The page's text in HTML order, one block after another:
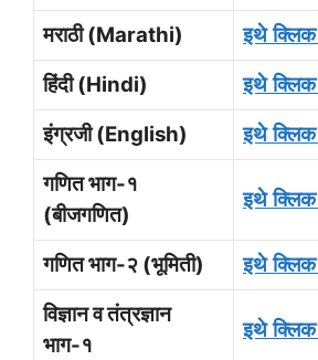
मराठी (Marathi)
इथे क्लिक
हिंदी (Hindi)
इथे क्लिक
इंग्रजी (English)
इथे क्लिक
गणित भाग-१
(बीजगणित)
इथे क्लिक
गणित भाग-२ (भूमिती) इथे क्लिक
विज्ञान व तंत्रज्ञान
भाग-१
इथे क्लिक